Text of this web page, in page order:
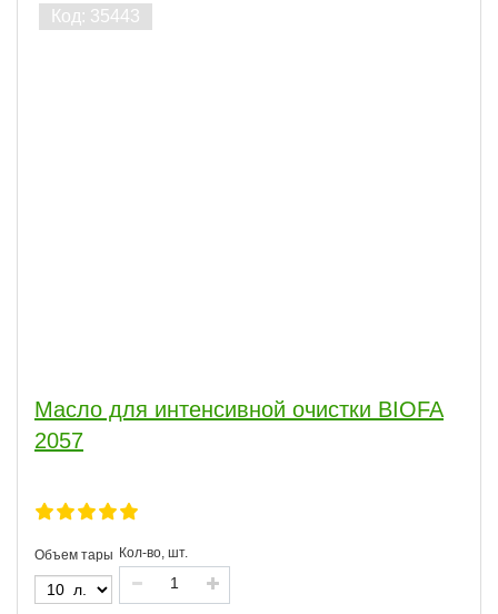
Масло для интенсивной очистки BIOFA
2057
Объем тары Кол-во, шт.